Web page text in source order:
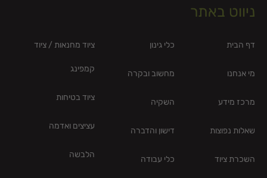
ניווט באתר
דף הבית
מי אנחנו
מרכז מידע
שאלות נפוצות
השכרת ציוד
כלי גינון
מחשוב ובקרה
השקיה
דישון והדברה
כלי עבודה
ציוד מחנאות / ציוד
קמפינג
ציוד בטיחות
עציצים ואדמה
הלבשה